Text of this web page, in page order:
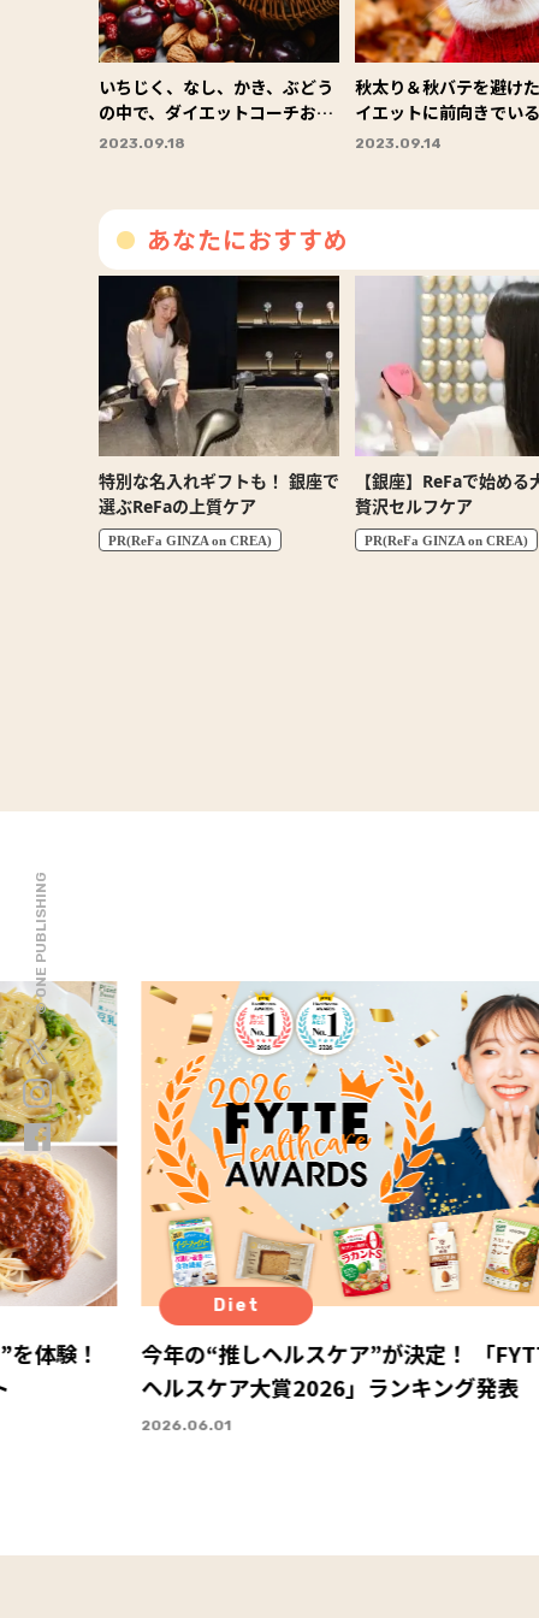
© ONE PUBLISHING
いちじく、なし、かき、ぶどう
の中で、ダイエットコーチおす
すめの果物はどれ？～ダイエッ
2023.09.18
秋太り＆秋バテを避け
イエットに前向きでい
コツは？～ダイエット
2023.09.14
あなたにおすすめ
特別な名入れギフトも！ 銀座で
選ぶReFaの上質ケア
PR(ReFa GINZA on CREA)
【銀座】ReFaで始める
贅沢セルフケア
PR(ReFa GINZA on CREA)
体験！
Diet
今年の“推しヘルスケア”が決定！ 「
ヘルスケア大賞2026」ランキング発表
2026.06.01